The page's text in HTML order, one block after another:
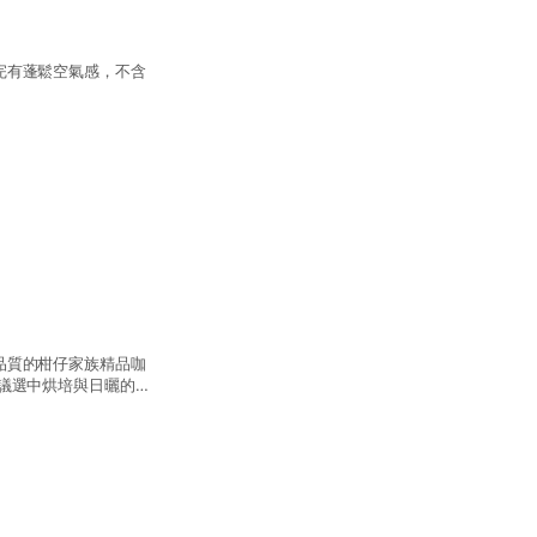
蓬鬆空氣感，不含
的柑仔家族精品咖
選中烘培與日曬的組